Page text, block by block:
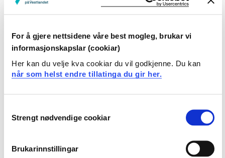
For å gjere nettsidene våre best mogleg, brukar vi
informasjonskapslar (cookiar)
Her kan du velje kva cookiar du vil godkjenne. Du kan
når som helst endre tillatinga du gir her.
Selection
Strengt nødvendige cookiar
Brukarinnstillingar
Studiestart 2021h
Studiestart 2020h